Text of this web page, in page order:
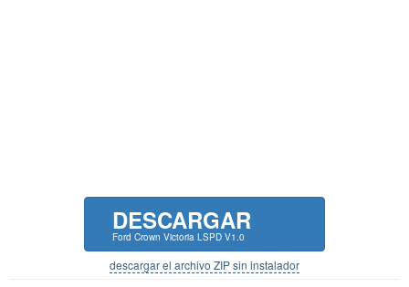
DESCARGAR
Ford Crown Victoria LSPD V1.0
descargar el archivo ZIP sin instalador